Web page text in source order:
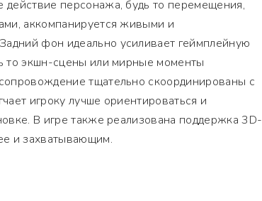
персонажа, будь то перемещения,
аккомпанируется живыми и
фон идеально усиливает геймплейную
то экшн-сцены или мирные моменты
тщательно скоординированы с
игроку лучше ориентироваться и
В игре также реализована поддержка 3D-
и захватывающим.